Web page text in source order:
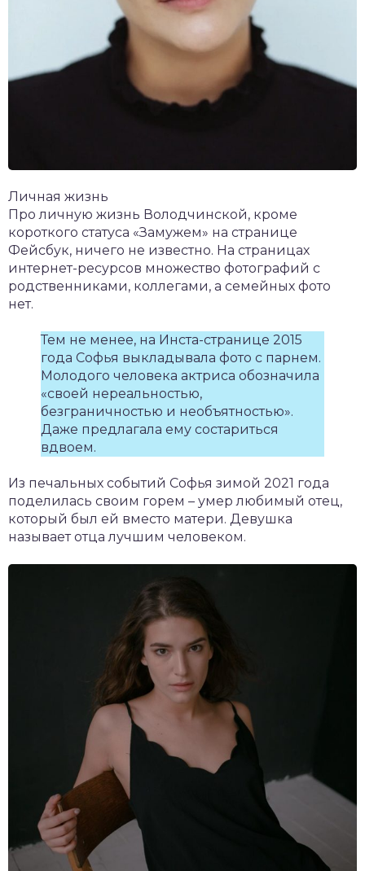
Личная жизнь
Про личную жизнь Володчинской, кроме
короткого статуса «Замужем» на странице
Фейсбук, ничего не известно. На страницах
интернет-ресурсов множество фотографий с
родственниками, коллегами, а семейных фото
нет.
Тем не менее, на Инста-странице 2015
года Софья выкладывала фото с парнем.
Молодого человека актриса обозначила
«своей нереальностью,
безграничностью и необъятностью».
Даже предлагала ему состариться
вдвоем.
Из печальных событий Софья зимой 2021 года
поделилась своим горем – умер любимый отец,
который был ей вместо матери. Девушка
называет отца лучшим человеком.